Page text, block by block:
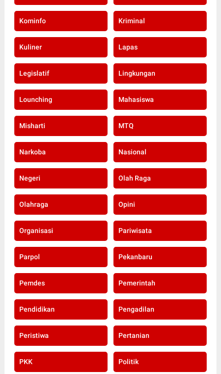
Kominfo Kriminal
Kuliner Lapas
Legislatif Lingkungan
Lounching Mahasiswa
Misharti MTQ
Narkoba Nasional
Negeri Olah Raga
Olahraga Opini
Organisasi Pariwisata
Parpol Pekanbaru
Pemdes Pemerintah
Pendidikan Pengadilan
Peristiwa Pertanian
PKK Politik